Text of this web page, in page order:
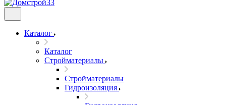
Каталог
Каталог
Стройматериалы
Стройматериалы
Гидроизоляция